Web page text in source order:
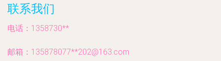
联系我们
电话：1358730**
邮箱：135878077**202@163.com